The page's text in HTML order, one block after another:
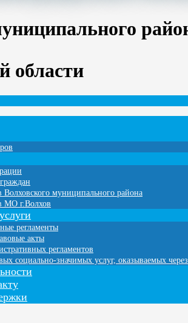
области
Волховского муниципального района
МО г.Волхов
регламенты
акты
регламентов
социально-значимых услуг, оказываемых